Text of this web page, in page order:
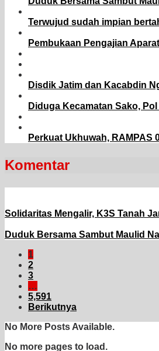
Terwujud sudah impian
Pembukaan Pengajian
Disdik Jatim dan Kacabdin
Diduga Kecamatan Sako,
Perkuat Ukhuwah, RAMPAS
Komentar
Solidaritas Mengalir, K3S Tanah
Duduk Bersama Sambut Maulid
1
2
3
…
5,591
Berikutnya
No More Posts Available.
No more pages to load.